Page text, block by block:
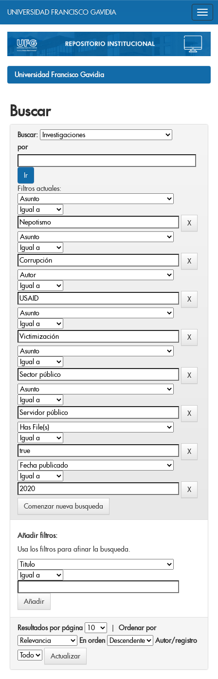
navigation
UNIVERSIDAD FRANCISCO GAVIDIA
Universidad Francisco Gavidia
Buscar
Buscar:
por
Filtros actuales:
Comenzar nueva busqueda
Añadir filtros:
Usa los filtros para afinar la busqueda.
Resultados por página | Ordenar por
En orden
Autor/registro